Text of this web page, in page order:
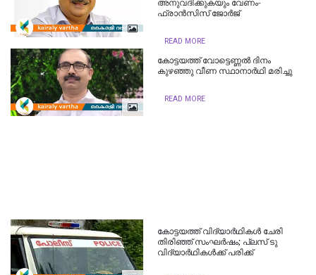
അനുവദിക്കുകയും വേണം-
ഫ്രാൻസിസ് ജോർജ്
READ MORE
കോട്ടയത്ത് വോട്ടെണ്ണൽ ദിനം
കുഴഞ്ഞു വീണ സ്ഥാനാർഥി മരിച്ചു
READ MORE
കോട്ടയത്ത് വിദ്യാര്‍ഥികള്‍ ചേരി
തിരിഞ്ഞ് സംഘര്‍ഷം; പ്ലസ് ടു
വിദ്യാർഥികൾക്ക് പരിക്ക്